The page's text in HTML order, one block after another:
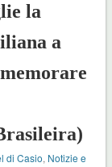
la
a
di Casio, Notizie e